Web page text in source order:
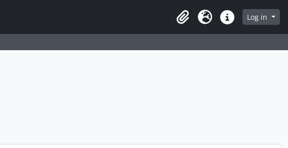
ClipboardLanguageQuick linksLog in